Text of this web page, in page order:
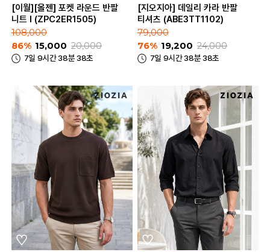
[이월][올젠] 포켓 라운드 반팔
니트 I (ZPC2ER1505)
108,000
86% 15,000 20,000
7일 9시간 38분 38초
[지오지아] 데일리 카라 반팔
티셔츠 (ABE3TT1102)
79,000
76% 19,200 24,000
7일 9시간 38분 38초